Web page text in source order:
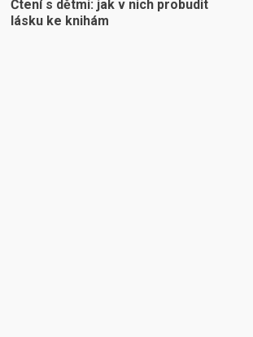
Čtení s dětmi: jak v nich probudit
lásku ke knihám